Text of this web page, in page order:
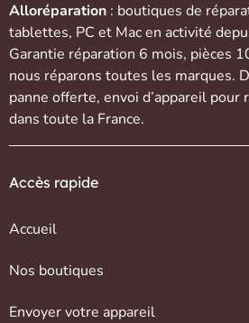
Alloréparation : boutiques de
tablettes, PC et Macen activité
Garantie réparation 6 mois, pièces
nous réparons toutes les marques.
panne offerte, envoi d’appareil pour
dans toute la France.
Accès rapide
Accueil
Nos boutiques
Envoyer votre appareil